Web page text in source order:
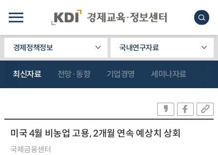
경제정책정보 국내연구자료
최신자료 전망·동향 기업경영 세미나자료
미국 4월 비농업 고용, 2개월 연속 예상치 상회
국제금융센터